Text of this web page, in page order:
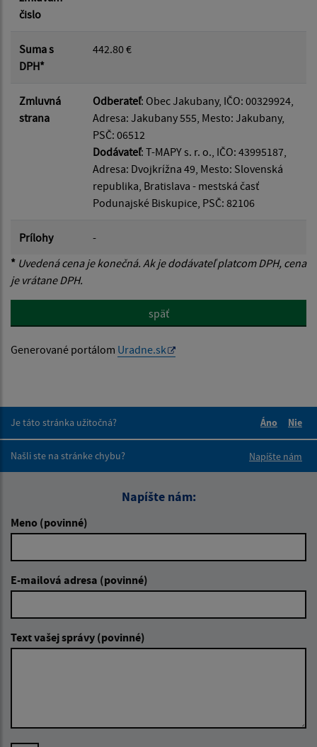
čislo
Suma s
DPH*
442.80 €
Zmluvná
strana
Odberateľ: Obec Jakubany, IČO: 00329924,
Adresa: Jakubany 555, Mesto: Jakubany,
PSČ: 06512
Dodávateľ: T-MAPY s. r. o., IČO: 43995187,
Adresa: Dvojkrížna 49, Mesto: Slovenská
republika, Bratislava - mestská časť
Podunajské Biskupice, PSČ: 82106
Prílohy
-
* Uvedená cena je konečná. Ak je dodávateľ platcom DPH, cena
je vrátane DPH.
späť
Generované portálom Uradne.sk
Je táto stránka užitočná?
Áno
Nie
Našli ste na stránke chybu?
Napíšte nám
Napíšte nám:
Meno (povinné)
E-mailová adresa (povinné)
Text vašej správy (povinné)